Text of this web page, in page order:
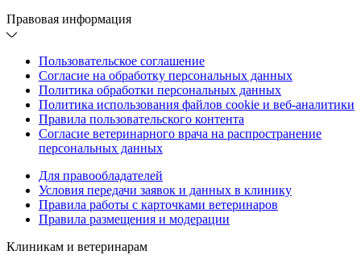
Правовая информация
Пользовательское соглашение
Согласие на обработку персональных данных
Политика обработки персональных данных
Политика использования файлов cookie и веб-аналитики
Правила пользовательского контента
Согласие ветеринарного врача на распространение
персональных данных
Для правообладателей
Условия передачи заявок и данных в клинику
Правила работы с карточками ветеринаров
Правила размещения и модерации
Клиникам и ветеринарам